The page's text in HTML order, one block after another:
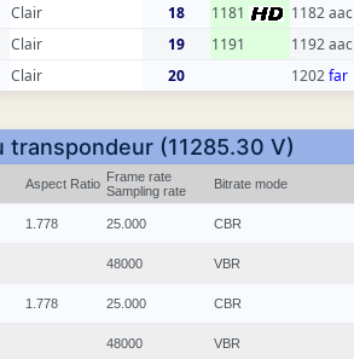
Clair 18 1181 1182 aac
Clair 19 1191 1192 aac
Clair 20 1202far
(11285.30 V)
Aspect Ratio Frame rate
Sampling rate
Bitrate mode
1.778 25.000 CBR
48000 VBR
1.778 25.000 CBR
48000 VBR